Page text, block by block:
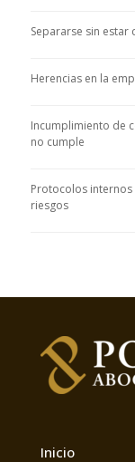
Separarse sin
Herencias en la
Incumplimiento de
no cumple
Protocolos
riesgos
Inicio